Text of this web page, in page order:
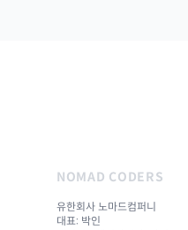
NOMAD CODERS
유한회사 노마드컴퍼니
대표: 박인